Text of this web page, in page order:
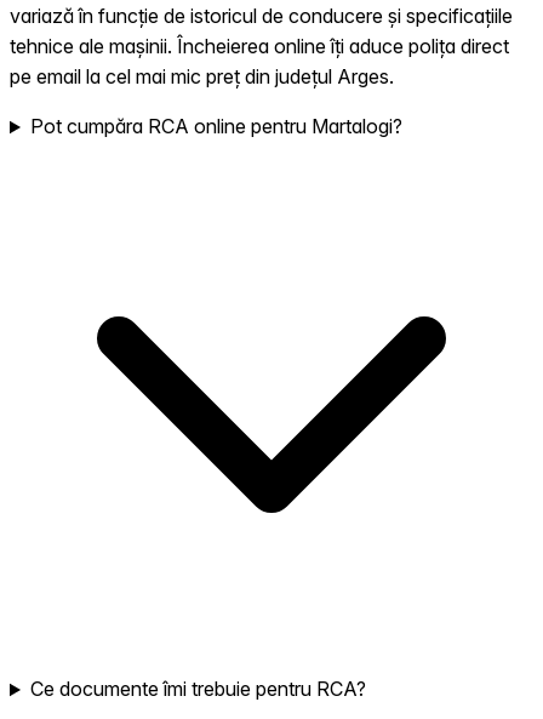
variază în funcție de istoricul de conducere și specificațiile
tehnice ale mașinii. Încheierea online îți aduce polița direct
pe email la cel mai mic preț din județul Arges.
Pot cumpăra RCA online pentru Martalogi?
Ce documente îmi trebuie pentru RCA?